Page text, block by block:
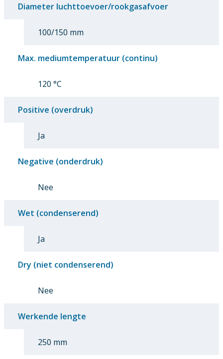
Diameter luchttoevoer/rookgasafvoer
100/150 mm
Max. mediumtemperatuur (continu)
120 °C
Positive (overdruk)
Ja
Negative (onderdruk)
Nee
Wet (condenserend)
Ja
Dry (niet condenserend)
Nee
Werkende lengte
250 mm